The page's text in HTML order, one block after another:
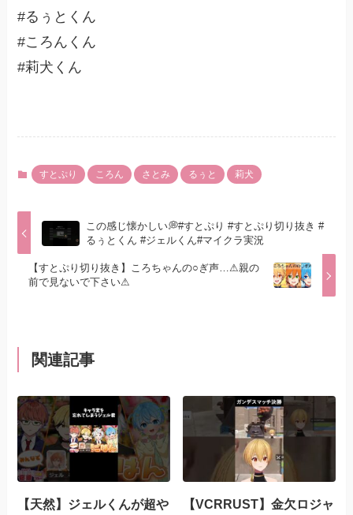
#るぅとくん
#ころんくん
#莉犬くん
すとぷり ころん さとみ るぅと 莉犬
この感じ懐かしい💭#すとぷり #すとぷり切り抜き #
るぅとくん #ジェルくん#マイクラ実況
【すとぷり切り抜き】ころちゃんの○ぎ声…⚠︎親の
前で見ないで下さい⚠︎
関連記事
【天然】ジェルくんが超や
【VCRRUST】金欠ロジャ